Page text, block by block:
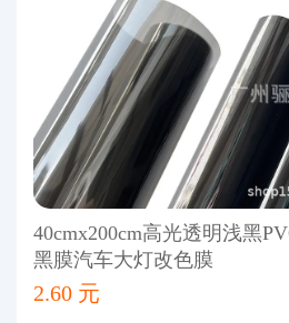
40cmx200cm高光透明浅黑
黑膜汽车大灯改色膜
2.60 元